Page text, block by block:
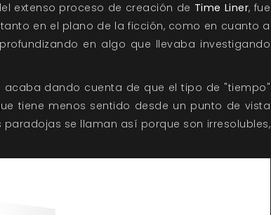
extenso proceso de creación de Time Liner, fue
en el plano de la ficción, como en cuanto a
en algo que llevaba investigando
acaba dando cuenta de que el tipo de "tiempo"
tiene menos sentido desde un punto de vista
se llaman así porque son irresolubles,